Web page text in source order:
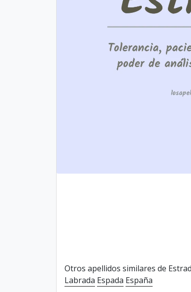
Otros apellidos similares de
Labrada Espada España